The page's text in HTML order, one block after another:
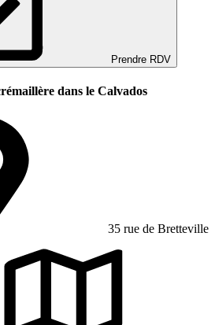
Prendre RDV
dans le Calvados
35 rue de Bretteville